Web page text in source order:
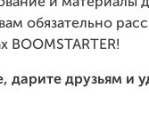
обязательно
BOOMSTARTER!
дарите друзьям и